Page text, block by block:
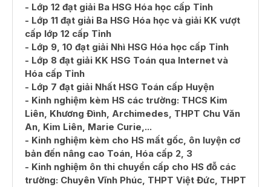
- Lớp 12 đạt giải Ba HSG Hóa học cấp Tỉnh
- Lớp 11 đạt giải Ba HSG Hóa học và giải KK vượt
cấp lớp 12 cấp Tỉnh
- Lớp 9, 10 đạt giải Nhì HSG Hóa học cấp Tỉnh
- Lớp 8 đạt giải KK HSG Toán qua Internet và
Hóa cấp Tỉnh
- Lớp 7 đạt giải Nhất HSG Toán cấp Huyện
- Kinh nghiệm kèm HS các trường: THCS Kim
Liên, Khương Đình, Archimedes, THPT Chu Văn
An, Kim Liên, Marie Curie,...
- Kinh nghiệm kèm cho HS mất gốc, ôn luyện cơ
bản đến nâng cao Toán, Hóa cấp 2, 3
- Kinh nghiệm ôn thi chuyển cấp cho HS đỗ các
trường: Chuyên Vĩnh Phúc, THPT Việt Đức, THPT